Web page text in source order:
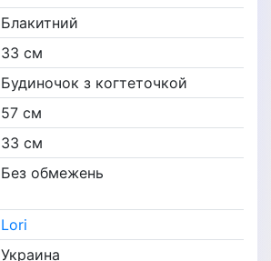
Блакитний
33 см
Будиночок з когтеточкой
57 см
33 см
Без обмежень
Lori
Украина